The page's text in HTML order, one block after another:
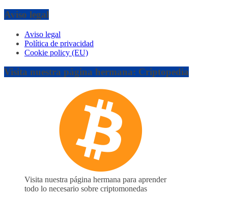
Aviso legal
Aviso legal
Política de privacidad
Cookie policy (EU)
Visita nuestra página hermana: Criptopedia
Visita nuestra página hermana para aprender
todo lo necesario sobre criptomonedas